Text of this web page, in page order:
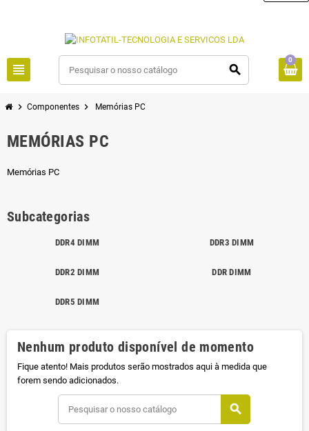
view_headline search
0
chevron_right Componentes chevron_right Memórias PC
MEMÓRIAS PC
Memórias PC
Subcategorias
DDR4 DIMM DDR3 DIMM
DDR2 DIMM DDR DIMM
DDR5 DIMM
Nenhum produto disponível de momento
Fique atento! Mais produtos serão mostrados aqui à medida que
forem sendo adicionados.
search